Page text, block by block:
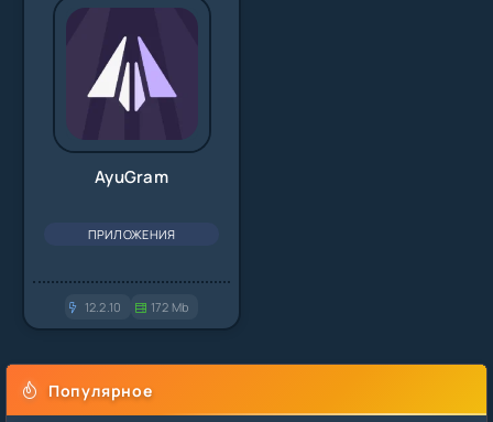
AyuGram
ПРИЛОЖЕНИЯ
12.2.10 172 Mb
Популярное